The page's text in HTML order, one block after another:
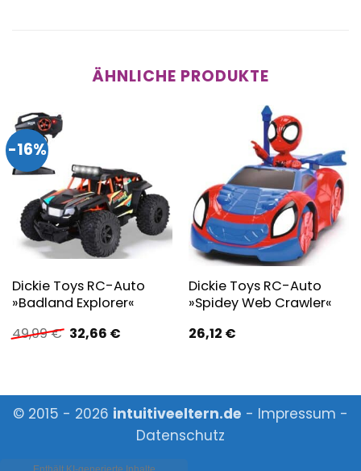
ÄHNLICHE PRODUKTE
-16%
Dickie Toys RC-Auto
»Badland Explorer«
49,99€ Ursprünglicher
Preis
32,66 €Aktueller
Dickie Toys RC-Auto
»Spidey Web Crawler«
26,12 €
© 2015 - 2026 intuitiveeltern.de - Impressum -
Datenschutz